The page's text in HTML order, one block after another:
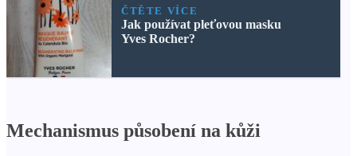
ČTĚTE VÍCE
Jak používat pleťovou masku
Yves Rocher?
Mechanismus působení na kůži